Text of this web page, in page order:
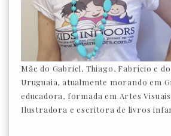
Mãe do Gabriel, Thiago, Fabrício e
Uruguaia, atualmente morando em
educadora, formada em Artes Visuais
Ilustradora e escritora de livros